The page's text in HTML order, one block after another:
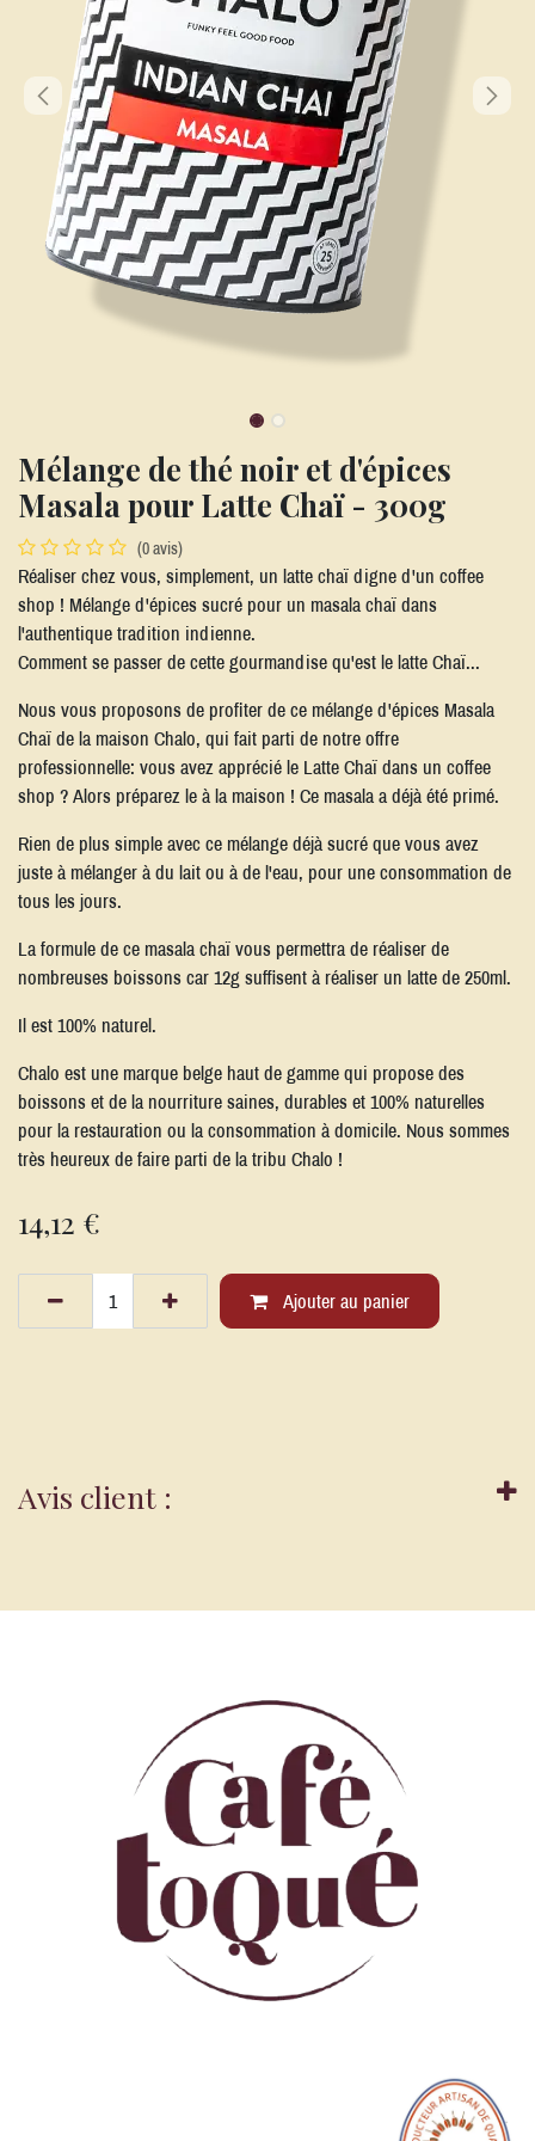
Mélange de thé noir et d'épices
Masala pour Latte Chaï - 300g
(0 avis)
Réaliser chez vous, simplement, un latte chaï digne d'un coffee
shop ! Mélange d'épices sucré pour un masala chaï dans
l'authentique tradition indienne.
Comment se passer de cette gourmandise qu'est le latte Chaï...
Nous vous proposons de profiter de ce mélange d'épices Masala
Chaï de la maison Chalo, qui fait parti de notre offre
professionnelle: vous avez apprécié le Latte Chaï dans un coffee
shop ? Alors préparez le à la maison ! Ce masala a déjà été primé.
Rien de plus simple avec ce mélange déjà sucré que vous avez
juste à mélanger à du lait ou à de l'eau, pour une consommation de
tous les jours.
La formule de ce masala chaï vous permettra de réaliser de
nombreuses boissons car 12g suffisent à réaliser un latte de 250ml.
Il est 100% naturel.
Chalo est une marque belge haut de gamme qui propose des
boissons et de la nourriture saines, durables et 100% naturelles
pour la restauration ou la consommation à domicile. Nous sommes
très heureux de faire parti de la tribu Chalo !
14,12 €
Ajouter au panier
Avis client :